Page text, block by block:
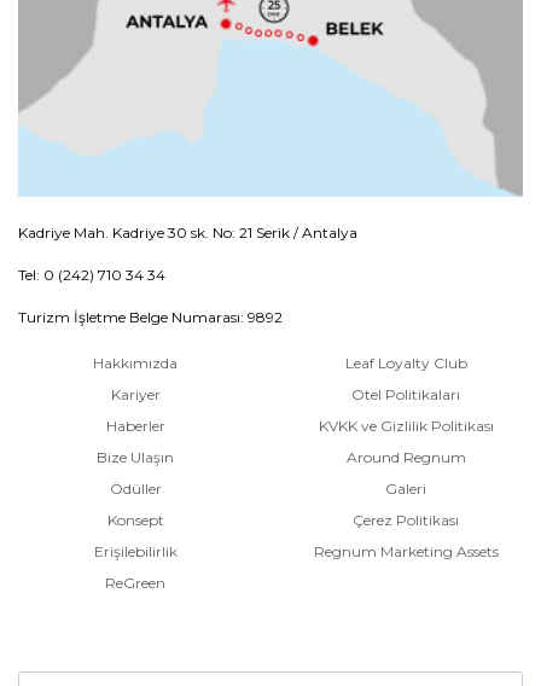
Kadriye Mah. Kadriye 30 sk. No: 21 Serik / Antalya
Tel: 0 (242) 710 34 34
Turizm İşletme Belge Numarası: 9892
Hakkımızda
Kariyer
Haberler
Bize Ulaşın
Ödüller
Konsept
Erişilebilirlik
ReGreen
Leaf Loyalty Club
Otel Politikaları
KVKK ve Gizlilik Politikası
Around Regnum
Galeri
Çerez Politikası
Regnum Marketing Assets